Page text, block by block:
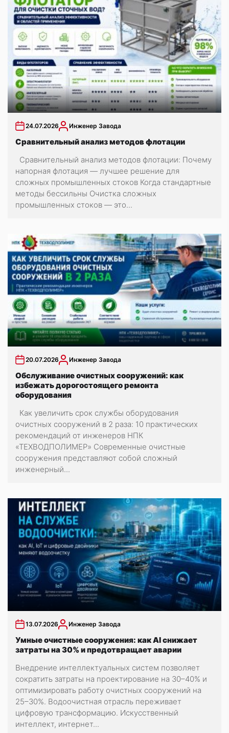
24.07.2026 Инженер Завода
Сравнительный анализ методов флотации
Сравнительный анализ методов флотации: Почему
напорная флотация — лучшее решение для
сложных промышленных стоков Когда стандартные
методы бессильны Очистка сложных
промышленных стоков — это...
20.07.2026 Инженер Завода
Обслуживание очистных сооружений: как
избежать дорогостоящего ремонта
оборудования
Как увеличить срок службы оборудования
очистных сооружений в 2 раза: 10 практических
рекомендаций от инженеров НПК
«ТЕХВОДПОЛИМЕР» Современные очистные
сооружения представляют собой сложный
инженерный...
13.07.2026 Инженер Завода
Умные очистные сооружения: как AI снижает
затраты на 30% и предотвращает аварии
Внедрение интеллектуальных систем позволяет
сократить затраты на проектирование на 30–40% и
оптимизировать работу очистных сооружений на
25–30%. Водоочистная отрасль переживает
цифровую трансформацию. Искусственный
интеллект, интернет...